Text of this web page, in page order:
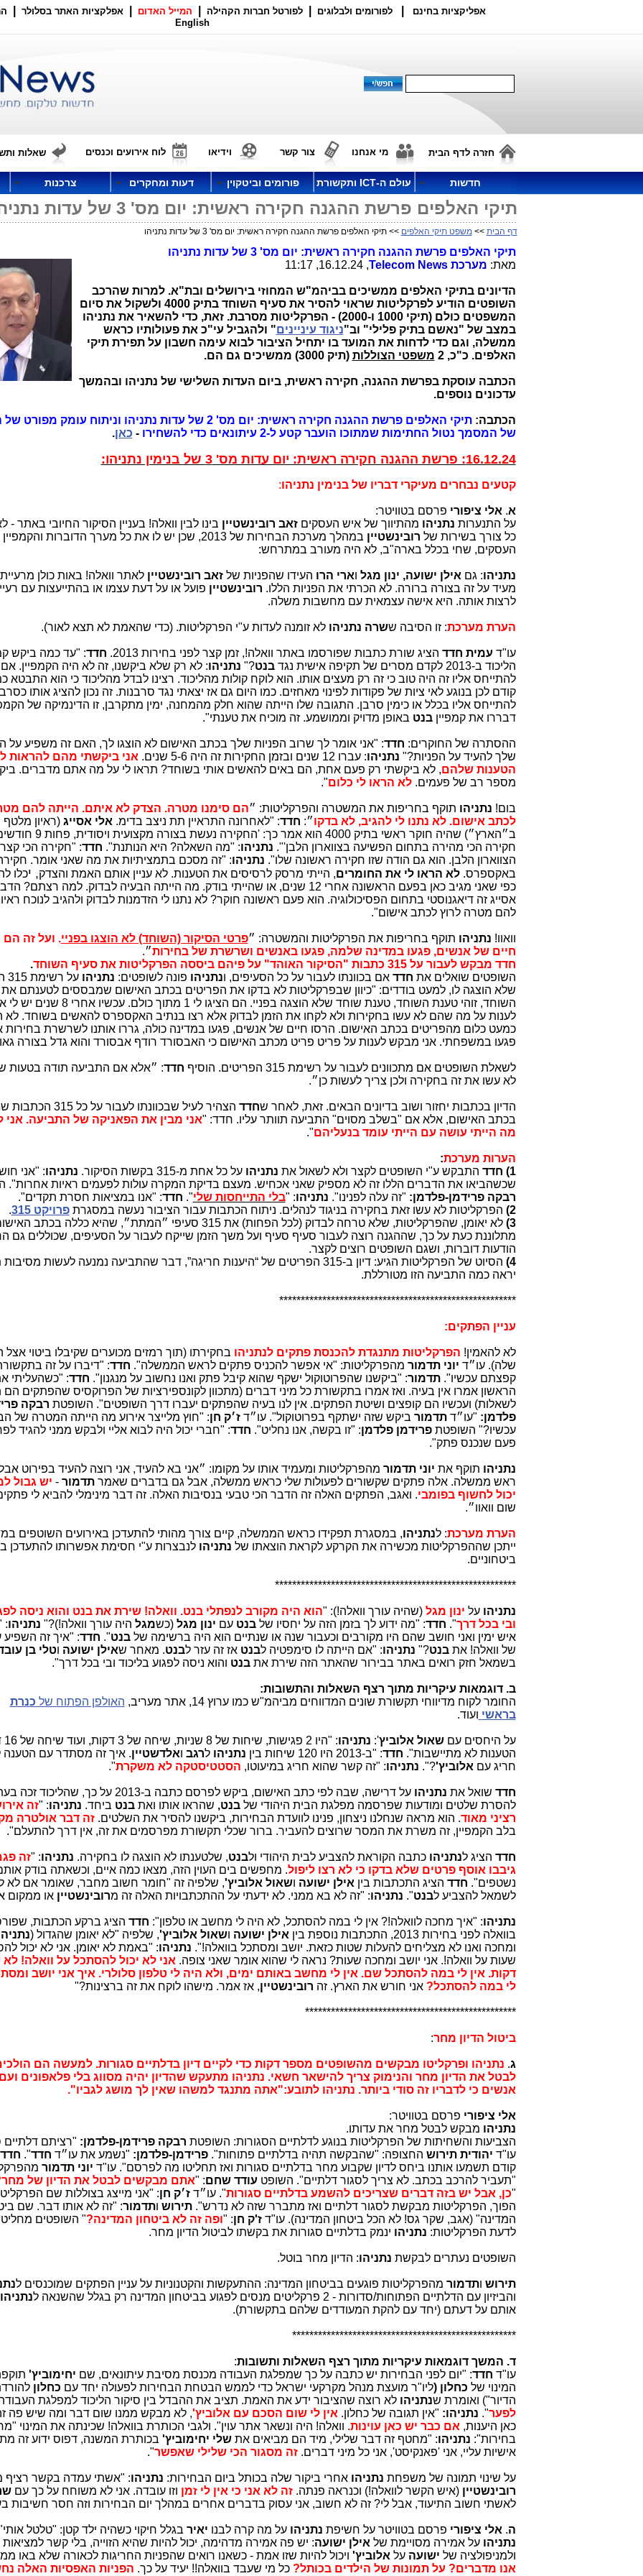
אפליקציות בחינם לפורומים ולבלוגים לפורטל חברות הקהילה המייל האדום אפלקציות האתר בסלולר
English
חזרה לדף הבית מי אנחנו צור קשר וידיאו לוח אירועים וכנסים שאלות
חדשות עולם ה-ICT ותקשורת פורומים וביטקוין דעות ומחקרים צרכנות
תיקי האלפים פרשת ההגנה חקירה ראשית: יום מס' 3 של עדות נתניהו
דף הבית >>משפט תיקי האלפים >> תיקי האלפים פרשת ההגנה חקירה ראשית: יום מס' 3 של עדות נתניהו
תיקי האלפים פרשת ההגנה חקירה ראשית: יום מס' 3 של עדות נתניהו
מאת: מערכת Telecom News
, 16.12.24, 11:17
הדיונים בתיקי האלפים ממשיכים בביהמ"ש המחוזי בירושלים ובת"א. למרות שהרכב
השופטים הודיע לפרקליטות שראוי להסיר את סעיף השוחד בתיק 4000 ולשקול את סיום
המשפטים כולם (תיקי 1000 ו-2000) - הפרקליטות מסרבת. זאת, כדי להשאיר את נתניהו
במצב של "נאשם בתיק פלילי" וב"ניגוד עיניינים" ולהגביל עי"כ את פעולותיו כראש
ממשלה, וגם כדי לדחות את המועד בו יתחיל הציבור לבוא עימה חשבון על תפירת תיקי
האלפים. כ"כ, 2
משפטי הצוללות (תיק 3000) ממשיכים גם הם.
הכתבה עוסקת בפרשת ההגנה, חקירה ראשית, ביום העדות השלישי של נתניהו ובהמשך
עדכונים נוספים.
הכתבה:
תיקי האלפים פרשת ההגנה חקירה ראשית: יום מס' 2 של עדות נתניהו וניתוח עומק
של המסמך נטול החתימות שמתוכו הועבר קטע ל-2 עיתונאים כדי להשחירו
- כאן.
16.12.24: פרשת ההגנה חקירה ראשית: יום עדות מס' 3 של בנימין נתניהו:
קטעים נבחרים מעיקרי דבריו של בנימין נתניהו:
א. אלי ציפורי פרסם בטוויטר:
על התנערות נתניהו מהתיווך של איש העסקיםזאב רובינשטיין בינו לבין וואלה! בעניין הסיקור החיובי באתר -
כל צורך בשירות של רובינשטיין
במהלך מערכת הבחירות של 2013, שכן יש לו את כל מערך הדוברות
העסקים, שחי בכלל בארה"ב, לא היה מעורב במתרחש:
נתניהו: גם אילן ישועה, ינון מגל וארי הרו העידו שהפניות שלזאב רובינשטיין לאתר וואלה! באות כולן
מעיד על זה בצורה ברורה. לא הכרתי את הפניות הללו. רובינשטיין פועל או על דעת עצמו או בהתייעצות עם
לרצות אותה. היא אישה עצמאית עם מחשבות משלה.
הערת מערכת: זו הסיבה ששרה נתניהו לא זומנה לעדות ע"י הפרקליטות. (כדי שהאמת לא תצא לאור).
עו"ד עמית חדד הציג שורת כתבות שפורסמו באתר וואלה!, זמן קצר לפני בחירות 2013. חדד: "עד כמה ביקש
הליכוד ב-2013 לקדם מסרים של תקיפה אישית נגד
בנט?" נתניהו: לא רק שלא ביקשנו, זה לא היה הקמפיין. אם
להתייחס אליו זה היה טוב כי זה רק מעצים אותו. הוא לוקח קולות מהליכוד. רצינו לבדל מהליכוד כי הוא התבטא
קודם לכן בנוגע לאי ציות של פקודות לפינוי מאחזים. כמו היום גם אז יצאתי נגד סרבנות. זה נכון להציג אותו
להתייחס אליו בכלל או כימין סרבן. התגובה שלו הייתה שהוא חלק מהמחנה, ימין מתקרבן, זו הדינמיקה של
דבררו את קמפייןבנט באופן מדויק וממושמע. זה מוכיח את טענתי".
ההסתרה של החוקרים: חדד: "אני אומר לך שרוב הפניות שלך בכתב האישום לא הוצגו לך, האם זה משפיע על
שלך להעיד על הפניות?" נתניהו: עברו 12 שנים ובזמן החקירות זה היה 5-6 שנים.
אני ביקשתי מהם להראות
הטענות שלהם, לא ביקשתי רק פעם אחת, הם באים להאשים אותי בשוחד? תראו לי על מה אתם מדברים.
מספר רב של פעמים.לא הראו לי כלום".
בום! נתניהו תוקף בחריפות את המשטרה והפרקליטות: ״הם סימנו מטרה. הצדק לא איתם. הייתה להם
לכתב אישום. לא נתנו לי להגיב, לא בדקו״: חדד: "לאחרונה התראיין תת ניצב בדימ. אלי אסייג (ראיון מלטף
ב״הארץ״) שהיה חוקר ראשי בתיק 4000 הוא
חקירה הכי מהירה בתחום הפשיעה בצווארון הלבן'". נתניהו: "מה השאלה? היא הנותנת". חדד: "חקירה הכי
הצווארון הלבן. הוא גם הודה שזו חקירה ראשונה שלו". נתניהו: "זה מסכם בתמציתיות את מה שאני אומר.
באקספרס.לא הראו לי את החומרים, הייתי מרסק לרסיסים את הטענות. לא עניין אותם האמת והצדק, יכלו
כפי שאני מגיב כאן בפעם הראשונה אחרי 12 שנים, או שהייתי בודק. מה הייתה הבעיה לבדוק. למה
אסייג זה דיאגנוסטי בתחום הפסיכולוגיה. הוא פעם ראשונה חוקר? לא נתנו לי הזדמנות לבדוק ולהגיב לנוכח
להם מטרה לרוץ לכתב אישום".
וואוו! נתניהו תוקף בחריפות את הפרקליטות והמשטרה: ״פרטי הסיקור (השוחד) לא הוצגו בפניי. ועל זה הם
חיים של אנשים, פגעו במדינה שלמה, פגעו באנשים ושרשרת של בחירות״.
חדד מבקש לעבור על 315 כתבות "הסיקור האוהד" על פיהם ביססה הפרקליטות את סעיף השוחד
.
השופטים שואלים את חדד אם בכוונתו לעבור על כל הסעיפים, ונתניהו פונה לשופטים: נתניהו
שלא הוצגה לו, למעט בודדים: "כיוון שבפרקליטות לא בדקו את הפריטים בכתב האישום שמבססים לטענתם
השוחד, זוהי טענת השוחד, טענת שוחד שלא הוצגה בפניי. הם
לענות על מה שהם לא עשו בחקירות ולא לקחו את הזמן לבדוק אלא רצו בנתיב האקספרס להאשים בשוחד. לא
כמעט כלום מהפריטים בכתב האישום. הרסו חיים של אנשים, פגעו במדינה כולה, גררו אותנו לשרשרת בחירות
פגעו במשפחתי. אני מבקש לענות על פריט פריט מכתב האישום כי האבסורד רודף אבסורד והוא גדל בצורה
לשאלת השופטיםאם מתכוונים לעבור על רשימת 315 הפריטים. הוסיף חדד: ״אלא אם התביעה תודה בטעות
לא עשו את זה בחקירה ולכן צריך לעשות כן״.
הדיון בכתבות יחזור ושוב בדיונים הבאים. זאת, לאחר שחדד
הצהיר לעיל שבכוונתו לעבור על
בכתב האישום, אלא אם "בשלב מסוים" התביעה תוותר עליו. חדד: "אני מבין את הפאניקה של התביעה. אני
מה הייתי עושה עם הייתי עומד בנעליהם".
הערות מערכת:
1) חדד
התבקש ע"י השופטים לקצר ולא לשאול את נתניהועל כל אחת מ-315 בקשות הסיקור. נתניהו: "אני
שכשהביאו את הדברים הללו זה לא מספיק שאני אכחיש. מעצם בדיקת המקרה עולות לפעמים ראיות אחרות".
רבקה פרידמן-פלדמן: "זה עלה לפנינו". נתניהו: "בלי התייחסות שלי". חדד: "אנו במציאות חסרת תקדים".
2) הפרקליטות לא עשו זאת בחקירה בניגוד לנהלים. ניתוח הכתבות עבור הציבור נעשה במסגרתפרויקט 315
.
3)
לא יאומן, שהפרקליטות, שלא טרחה לבדוק (לכל הפחות) את 315 סעיפי ״המתת״, שהיא כללה בכתב
מתלוננת כעת על כך, שההגנה רוצה לעבור סעיף סעיף ועל משך הזמן שייקח לעבור על הסעיפים, שכוללים גם
הודעות דוברות, ושגם השופטים רוצים לקצר.
4)
הסיוט של הפרקליטות הגיע: דיון ב-315 הפריטים של “היענות חריגה”, דבר שהתביעה נמנעה לעשות
יראה כמה התביעה הזו מטורללת.
*******************************************************
עניין הפתקים:
לא להאמין! הפרקליטות מתנגדת להכנסת פתקים לנתניהו בחקירתו (תוך רמזים מכוערים שקיבלו ביטוי אצל
שלה). עו״ד יוני תדמור מהפרקליטות: "אי אפשר להכניס פתקים לראש הממשלה". חדד: "דיברו על זה
קפצתם עכשיו".תדמור: "ביקשנו שהפרוטוקול ישקף שהוא קיבל פתק ואנו נחשוב על מנגנון". חדד: "כשהעליתי
הראשון אמרו אין בעיה. ואז אמרו בתקשורת כל מיני דברים (מתכוון לקונספירציות של הפרוקסיס שהפתקים
לשאלות) ועכשיו הם קופצים ושיטת הפתקים. אין לנו בעיה שהפתקים יעברו דרך השופטים". השופטת רבקה
פלדמן: "עו״דתדמור ביקש שזה ישתקף בפרוטוקול". עו״דז׳ק חן: "חוץ מלייצר אירוע מה הייתה המטרה של
עכשיו?" השופטתפרידמן פלדמן: "זו בקשה, אנו נחליט". חדד: "חברי יכול היה לבוא אליי ולבקש ממני להגיד
פעם שנכנס פתק".
נתניהו תוקף את יוני תדמור מהפרקליטות ומעמיד אותו על מקומו: ״אני בא להעיד, אני רוצה להעיד בפירוט
ראש ממשלה. אלה פתקים שקשורים לפעולות שלי כראש ממשלה, אבל גם בדברים שאמרתדמור- יש גבול
יכול לחשוף בפומבי. ואגב, הפתקים האלה זה הדבר הכי טבעי בנסיבות האלה. זה דבר מינימלי להביא לי
שום וואוו״.
הערת מערכת: לנתניהו, במסגרת תפקידו כראש הממשלה, קיים צורך מהותי להתעדכן באירועים השוטפים
ייתכן שההפרקליטות מכשירה את הקרקע לקראת הוצאתו של נתניהולנבצרות ע"י חסימת אפשרותו להתעדכן
ביטחוניים.
********************************************************
נתניהועל ינון מגל(שהיה עורך וואלה!): "הוא היה מקורב לנפתלי בנט. וואלה! שירת את בנט והוא ניסה
ובי בכל דרך". חדד: "מה ידוע לך בזמן הזה על יחסיו שלבנטעם ינון מגל (כשמגל היה עורך וואלה!)?" נתניהו"
איש ימין ואני חושב שהם היו מקורבים וכעבור שנה או שנתיים הוא היה ברשימה שלבנט". חדד: "איך זה השפיע
של וואלה! אתבנט?" נתניהו: "אם הייתה לו סימפטיה לבנט אז זה עזר לבנט. מאחר שאילן ישועה וטלי בן
בשמאל חזק רואים באתר בבירור שהאתר הזה שירת אתבנט והוא ניסה לפגוע בליכוד ובי בכל דרך".
ב. דוגמאות עיקריות מתוך רצף השאלות והתשובות:
החומר לקוח מדיווחי תקשורת שונים המדווחים מביהמ"ש כמו ערוץ 14, אתר מעריב,
האולפן הפתוח של כנרת
בראשי ועוד.
על היחסים עם שאול אלוביץ': נתניהו
:
הטענות לא מתיישבות". חדד: "ב-2013 היו 120 שיחות בין נתניהולרגב ואלדשטיין. איך זה מסתדר עם
חריג עם אלוביץ'?". נתניהו: "זה קשר שהוא חריג במיעוטו, הסטטיסטקה לא משקרת".
חדד שואל את נתניהו
על דרישה, שבה לפי כתב האישום, ביקש לפרסם כתבה ב-2013 על כך,
להסרת שלטים ומודעות שפרסמה מפלגת הבית היהודי שלבנט, שהראו אותו ואתבנט ביחד. נתניהו: "זה
רציני מאוד. הוא מראה שנחלנו ניצחון, פנינו לוועדת הבחירות, ביקשנו להסיר את השלטים.זה דבר אולטרה
בלב הקמפיין, זה משרת את המסר שרוצים להעביר. ברור שכלי תקשורת מפרסמים את זה, אין דרך להתעלם".
חדד הציג לנתניהוכתבה הקוראת להצביע לבית היהודי ולבנט, שלטענתו לא הוצגה לו בחקירה. נתניהו: "זה
גיבבו אוסף פרטים שלא בדקו כי לא רצו ליפול. מחפשים בים העוין הזה, מצאו כמה איים, וכשאתה בודק
נשטפים". חדד הציג התכתבות בין אילן ישועה ושאול אלוביץ', שלפיה זה "חומר חשוב מחבר, שאומר אם לא
לשמאל להצביע לבנט". נתניהו: "זה לא בא ממני. לא ידעתי על ההתכתבויות האלה זה מרובינשטיין או ממקום
נתניהו: "איך מחכה לוואלה!? אין לי במה להסתכל, לא היה לי מחשב או טלפון": חדד הציג ברקע הכתבות,
בוואלה לפני בחירות 2013, התכתבות נוספת בין
אילן ישועה ושאול אלוביץ', שלפיה "לא יאומן שהגדול (
ומחכה ואנו לא מצליחים להעלות שטות כזאת. יושב ומסתכל בוואלה!". נתניהו: "באמת לא יאומן. אני לא יכול
שעות על וואלה!. אני יושב ומחכה שעות? נראה לי שהוא אומר שאני צופה. אני לא יכול להסתכל על וואלה!
דקות. אין לי במה להסתכל שם. אין לי מחשב באותם ימים, ולא היה לי טלפון סלולרי. איך אני יושב
לי במה להסתכל? אני חורש את הארץ. זה רובינשטיין, אז אמר. מישהו לוקח את זה ברצינות?"
*************************************************
ביטול הדיון מחר:
ג. נתניהו ופרקליטו מבקשים מהשופטים מספר דקות כדי לקיים דיון בדלתיים סגורות. למעשה הם
לבטל את הדיון מחר והנימוק צריך להישאר חשאי. נתניהו מתעקש שהדיון יהיה מסווג בלי פלאפונים
אנשים כי לדבריו זה סודי ביותר. נתניהו לתובע:"אתה מתנגד למשהו שאין לך מושג לגביו".
אלי ציפורי פרסם בטוויטר:
נתניהו מבקש לבטל מחר את עדותו.
הצביעות והשחיתות של הפרקליטות בנוגע לדלתיים הסגורות: השופטת רבקה פרידמן-פלדמן: "רציתם דלתיים
עו"ד יהודית תירוש החצופה: "שהבקשה תהיה בדלתיים פתוחות".פרידמן-פלדמן: "נשמע את עו״ד חדד". חדד
קודם תשמעו אותנו ביחס לדיון שקבוע מחר בדלתיים סגורות ואז תחליטו מה לפרסם". עו"ד יוני תדמור
"תעביר להרכב בכתב. לא צריך לסגור דלתיים". השופט עודד שחם: "אתם מבקשים לבטל את הדיון של
"כן, אבל יש בזה דברים שצריכים להשמע בדלתיים סגורות". עו״דז׳ק חן: "אני מייצג בצוללות שם
הפוך, הפרקליטות מבקשת לסגור דלתיים ואז מתברר שזה לא נדרש".תירוש ותדמור: "זה לא אותו דבר. שם
המדינה" (אגב, שקר גס! לא הכל ביטחון המדינה). עו"דז'ק חן: "ופה זה לא ביטחון המדינה?" השופטים
לדעת הפרקליטות: נתניהו ינמק בדלתיים סגורות את בקשתו לביטול הדיון מחר.
השופטים נעתרים לבקשת נתניהו: הדיון מחר בוטל.
תירוש ותדמור מהפרקליטות פוגעים בביטחון המדינה: ההתעקשות והקטנוניות על עניין הפתקים שמוכנסים ל
והביזיון עם הדלתיים הפתוחות/סדורות - 2 פרקליטים מנסים לפגוע בביטחון המדינה רק בגלל שהשנאה ל
נתניהו
אותם על דעתם (יחד עם להקת המעודדים שלהם בתקשורת).
****************************************************
ד. המשך דוגמאות עיקריות מתוך רצף השאלות ותשובות:
עו"ד חדד: "יום לפני הבחירות יש כתבה על כך שמפלגת העבודה מכנסת מסיבת עיתונאים, שם יחימוביץ'
המינוי של כחלון (ליו"ר מועצת מנהל מקרקעי ישראל כדי לממש הבטחת הבחירות לפעולה יחד עם כחלון
הדיור") ואומרת שנתניהו לא רוצה שהציבור ידע את האמת. תציב את ההבדל בין סיקור הליכוד למפלגת
לפער". נתניהו: "אין תגובה של כחלון. אין לי שום הסכם עם אלוביץ', לא מבקש ממנו שום דבר ומה שיש פה
כאן היענות, אם כבר יש כאן עוינות. וואלה! היה ונשאר אתר עוין". ולגבי הכותרת בוואלה! שכינתה את המינוי
בחירות": נתניהו: "מחטף זה דבר שלילי, מיד הם מביאים אתשלי יחימוביץ' בכותרת המשנה, דפוס ידוע זה
אישיות עליי, אני 'פאנקיסט', אני כל מיני דברים.זה מסגור הכי שלילי שאפשר".
על שינוי תמונה של משפחת נתניהואחרי ביקור שלה בכותל ביום הבחירות: נתניהו: "אשתי עמדה בקשר רציף
רובינשטיין(איש הקשר לוואלה!) וכנראה פנתה.זה לא אני כי אין לי זמן וזו עובדה. אני לא משוחח על כך עם
לאשתי חשוב התיעוד, אבל לי? זה לא חשוב, אני עסוק בדברים אחרים במהלך יום הבחירות וזה חסר חשיבות
ה. אלי ציפורי פרסם בטוויטר על חשיפת נתניהועל מה קרה לבנו יאיר בגלל חיקוי כשהיה ילד קטן: "טלטל
נתניהו על אמירה מסויימת של אילן ישועה: יש פה אמירה מדהימה, יכול להיות שהיא הזוייה, בלי קשר למציאות
ולמניפולציה של ישועה על אלוביץ' ויכול להיות שזו אמת - כשאנו רואים שהפניות החריגות לכאורה שלא באו
אנו מדברים? על תמונות של הילדים בכותל? כל מי שעבד בוואלה!! יעיד על כך. הפניות האפסיות האלה